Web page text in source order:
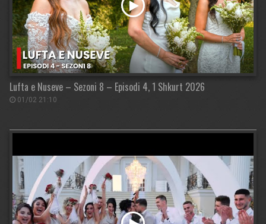
Lufta e Nuseve – Sezoni 8 – Episodi 4, 1 Shkurt 2026
01/02 21:10